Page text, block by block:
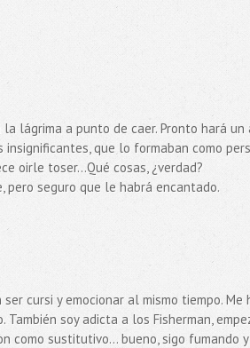
lágrima a punto de caer. Pronto hará
que lo formaban como
oirle toser...Qué cosas, ¿verdad?
pero seguro que le habrá encantado.
cursi y emocionar al mismo tiempo.
soy adicta a los Fisherman,
como sustitutivo... bueno, sigo fumando